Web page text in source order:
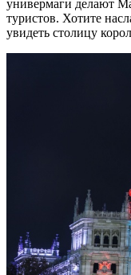
универмаги делают
туристов. Хотите
увидеть столицу